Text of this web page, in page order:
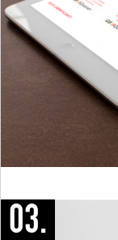
03.